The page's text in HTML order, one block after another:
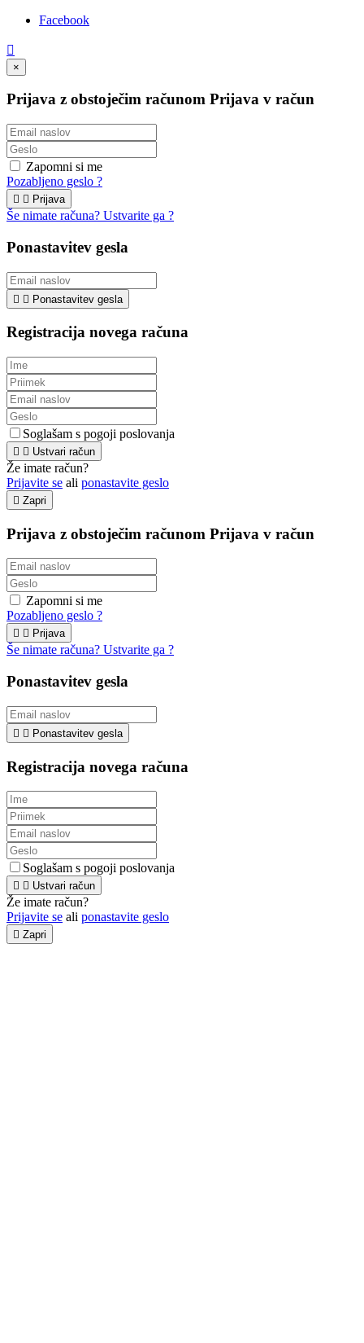
Facebook

×
Prijava z obstoječim računom Prijava v račun
Zapomni si me
Pozabljeno geslo ?
  Prijava
Še nimate računa? Ustvarite ga ?
Ponastavitev gesla
  Ponastavitev gesla
Registracija novega računa
Soglašam s pogoji poslovanja
  Ustvari račun
Že imate račun?
Prijavite se ali ponastavite geslo
 Zapri
Prijava z obstoječim računom Prijava v račun
Zapomni si me
Pozabljeno geslo ?
  Prijava
Še nimate računa? Ustvarite ga ?
Ponastavitev gesla
  Ponastavitev gesla
Registracija novega računa
Soglašam s pogoji poslovanja
  Ustvari račun
Že imate račun?
Prijavite se ali ponastavite geslo
 Zapri